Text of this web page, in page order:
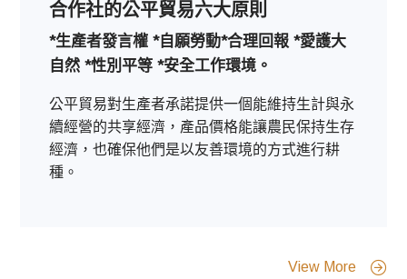
合作社的公平貿易六大原則
*生產者發言權*自願勞動*合理回報 *愛護大
自然*性別平等*安全工作環境。
公平貿易對生產者承諾提供一個能維持生計與永
續經營的共享經濟，產品價格能讓農民保持生存
經濟，也確保他們是以友善環境的方式進行耕
種。
View More